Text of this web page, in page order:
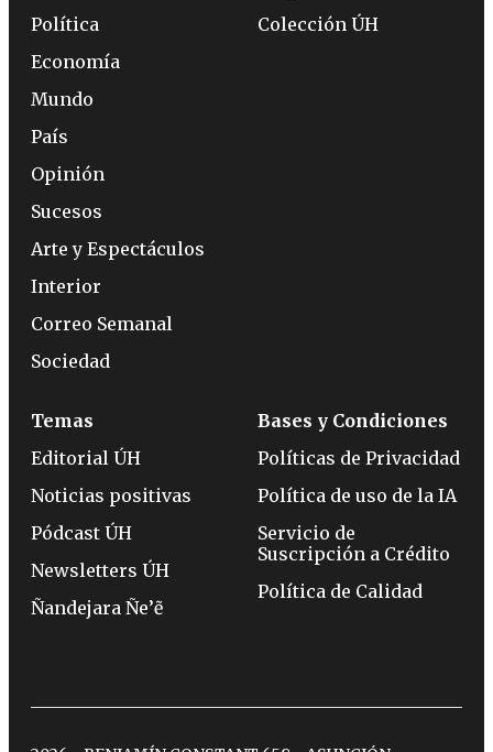
Política
Economía
Mundo
País
Opinión
Sucesos
Arte y Espectáculos
Interior
Correo Semanal
Sociedad
Colección ÚH
Temas
Editorial ÚH
Noticias positivas
Pódcast ÚH
Newsletters ÚH
Ñandejara Ñe’ẽ
Bases y Condiciones
Políticas de Privacidad
Política de uso de la IA
Servicio de
Suscripción a Crédito
Política de Calidad